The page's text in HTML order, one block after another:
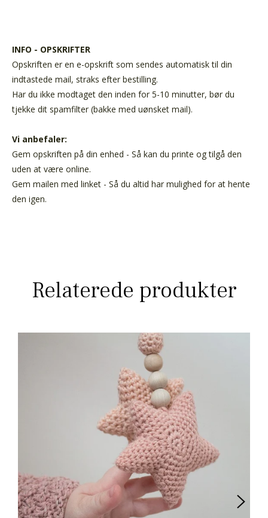
INFO - OPSKRIFTER
Opskriften er en e-opskrift som sendes automatisk til din
indtastede mail, straks efter bestilling.
Har du ikke modtaget den inden for 5-10 minutter, bør du
tjekke dit spamfilter (bakke med uønsket mail).
Vi anbefaler:
Gem opskriften på din enhed - Så kan du printe og tilgå den
uden at være online.
Gem mailen med linket - Så du altid har mulighed for at hente
den igen.
Relaterede produkter